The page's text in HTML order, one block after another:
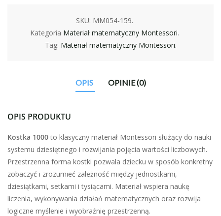
SKU: MM054-159.
Kategoria Materiał matematyczny Montessori.
Tag: Materiał matematyczny Montessori.
OPIS OPINIE (0)
OPIS PRODUKTU
Kostka 1000to klasyczny materiał Montessori służący do nauki
systemu dziesiętnego i rozwijania pojęcia wartości liczbowych.
Przestrzenna forma kostki pozwala dziecku w sposób konkretny
zobaczyć i zrozumieć zależność między jednostkami,
dziesiątkami, setkami i tysiącami. Materiał wspiera naukę
liczenia, wykonywania działań matematycznych oraz rozwija
logiczne myślenie i wyobraźnię przestrzenną.